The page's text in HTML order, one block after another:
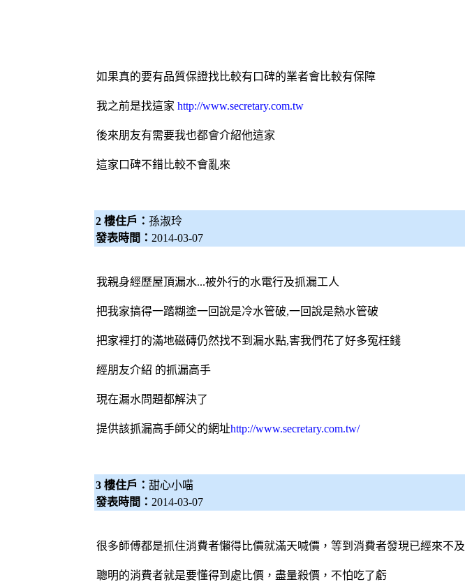
如果真的要有品質保證找比較有口碑的業者會比較有保障
我之前是找這家 http://www.secretary.com.tw
後來朋友有需要我也都會介紹他這家
這家口碑不錯比較不會亂來
2 樓住戶： 孫淑玲
發表時間： 2014-03-07
我親身經歷屋頂漏水...被外行的水電行及抓漏工人
把我家搞得一踏糊塗一回說是冷水管破,一回說是熱水管破
把家裡打的滿地磁磚仍然找不到漏水點,害我們花了好多冤枉錢
經朋友介紹 的抓漏高手
現在漏水問題都解決了
提供該抓漏高手師父的網址http://www.secretary.com.tw/
3 樓住戶： 甜心小喵
發表時間： 2014-03-07
很多師傅都是抓住消費者懶得比價就滿天喊價，等到消費者發現已經來不及
聰明的消費者就是要懂得到處比價，盡量殺價，不怕吃了虧